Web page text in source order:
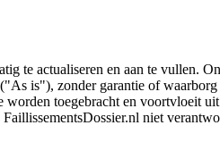
te actualiseren en aan te vullen.
is"), zonder garantie of
worden toegebracht en voortvloeit
niet